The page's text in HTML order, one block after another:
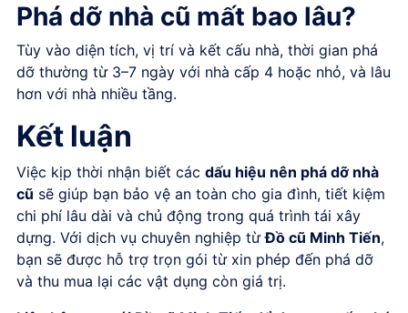
Phá dỡ nhà cũ mất bao lâu?
Tùy vào diện tích, vị trí và kết cấu nhà, thời gian phá
dỡ thường từ 3–7 ngày với nhà cấp 4 hoặc nhỏ, và lâu
hơn với nhà nhiều tầng.
Kết luận
Việc kịp thời nhận biết các dấu hiệu nên phá dỡ nhà
cũ sẽ giúp bạn bảo vệ an toàn cho gia đình, tiết kiệm
chi phí lâu dài và chủ động trong quá trình tái xây
dựng. Với dịch vụ chuyên nghiệp từĐồ cũ Minh Tiến,
bạn sẽ được hỗ trợ trọn gói từ xin phép đến phá dỡ
và thu mua lại các vật dụng còn giá trị.